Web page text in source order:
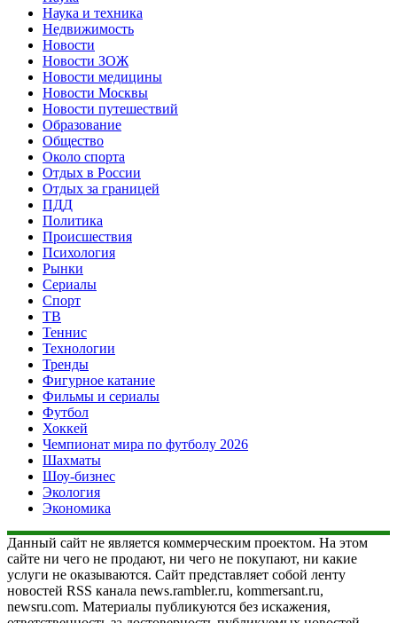
Наука и техника
Недвижимость
Новости
Новости ЗОЖ
Новости медицины
Новости Москвы
Новости путешествий
Образование
Общество
Около спорта
Отдых в России
Отдых за границей
ПДД
Политика
Происшествия
Психология
Рынки
Сериалы
Спорт
ТВ
Теннис
Технологии
Тренды
Фигурное катание
Фильмы и сериалы
Футбол
Хоккей
Чемпионат мира по футболу 2026
Шахматы
Шоу-бизнес
Экология
Экономика
Данный сайт не является коммерческим проектом. На этом
сайте ни чего не продают, ни чего не покупают, ни какие
услуги не оказываются. Сайт представляет собой ленту
новостей RSS канала news.rambler.ru, kommersant.ru,
newsru.com. Материалы публикуются без искажения,